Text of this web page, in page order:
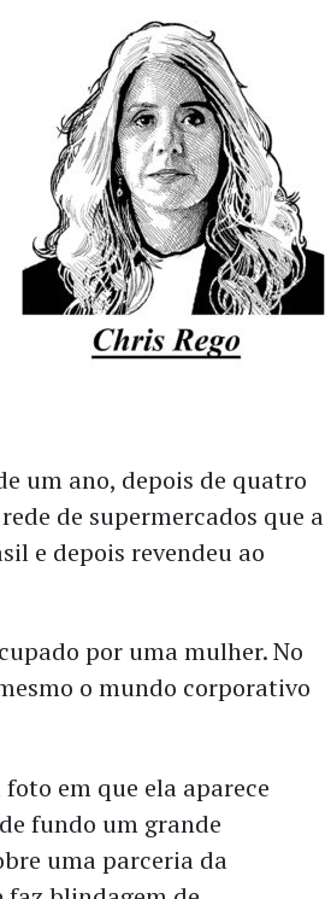
um ano, depois de quatro
rede de supermercados que a
e depois revendeu ao
por uma mulher. No
o mundo corporativo
em que ela aparece
fundo um grande
uma parceria da